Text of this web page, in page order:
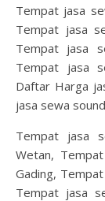
Tempat jasa
Tempat jasa
Tempat jasa
Tempat jasa
Daftar Harga
jasa sewa
Tempat jasa
Wetan,
Gading,
Tempat jasa